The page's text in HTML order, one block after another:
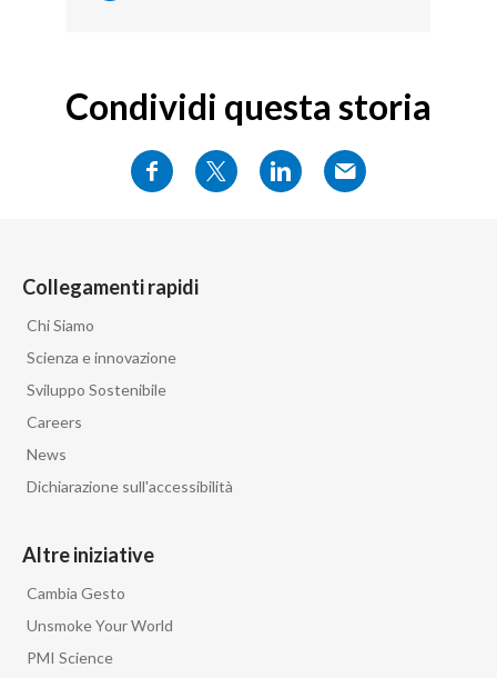
Condividi questa storia
Collegamenti rapidi
Chi Siamo
Scienza e innovazione
Sviluppo Sostenibile
Careers
News
Dichiarazione sull'accessibilità
Altre iniziative
Cambia Gesto
Unsmoke Your World
PMI Science